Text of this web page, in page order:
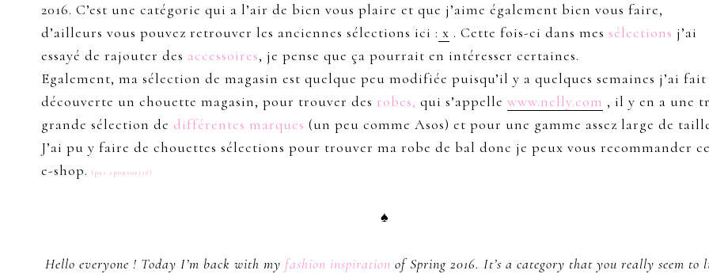
2016. C’est une catégorie qui a l’air de bien vous plaire et que j’aime également bien vous faire,
d’ailleurs vous pouvez retrouver les anciennes sélections ici : x . Cette fois-ci dans mes sélections j’ai
essayé de rajouter des accessoires, je pense que ça pourrait en intéresser certaines.
Egalement, ma sélection de magasin est quelque peu modifiée puisqu’il y a quelques semaines j’ai
découverte un chouette magasin, pour trouver des robes, qui s’appelle www.nelly.com , il y en a une
grande sélection de différentes marques (un peu comme Asos) et pour une gamme assez large de
J’ai pu y faire de chouettes sélections pour trouver ma robe de bal donc je peux vous recommander
e-shop.
(pas sponsorisé)
♠
Hello everyone ! Today I’m back with my fashion inspiration of Spring 2016. It’s a category that you really seem to